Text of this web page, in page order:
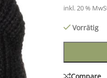
inkl. 20 %
Vorrätig
Compare